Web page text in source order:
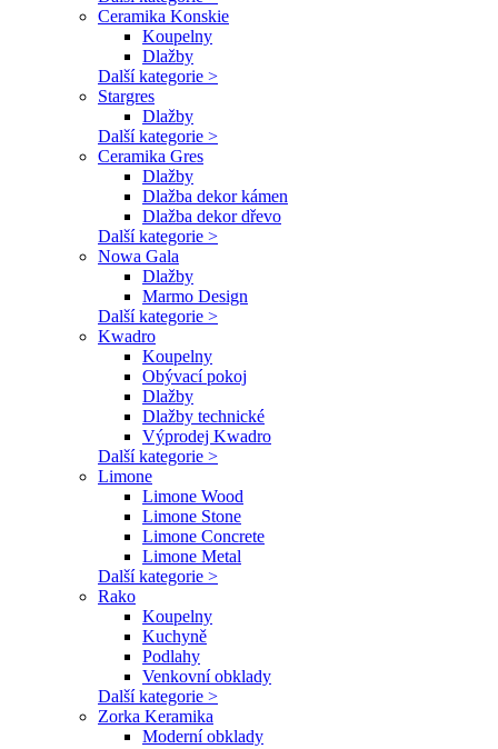
Ceramika Konskie
Koupelny
Dlažby
Další kategorie >
Stargres
Dlažby
Další kategorie >
Ceramika Gres
Dlažby
Dlažba dekor kámen
Dlažba dekor dřevo
Další kategorie >
Nowa Gala
Dlažby
Marmo Design
Další kategorie >
Kwadro
Koupelny
Obývací pokoj
Dlažby
Dlažby technické
Výprodej Kwadro
Další kategorie >
Limone
Limone Wood
Limone Stone
Limone Concrete
Limone Metal
Další kategorie >
Rako
Koupelny
Kuchyně
Podlahy
Venkovní obklady
Další kategorie >
Zorka Keramika
Moderní obklady